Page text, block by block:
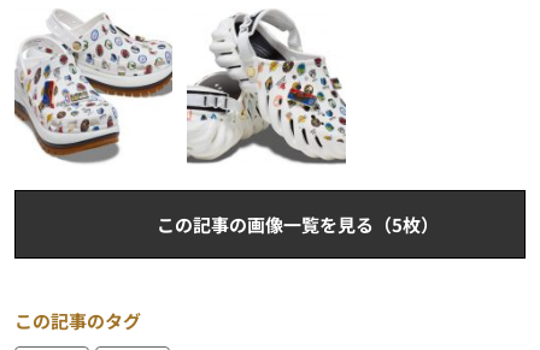
この記事の画像一覧を見る（5枚）
この記事のタグ